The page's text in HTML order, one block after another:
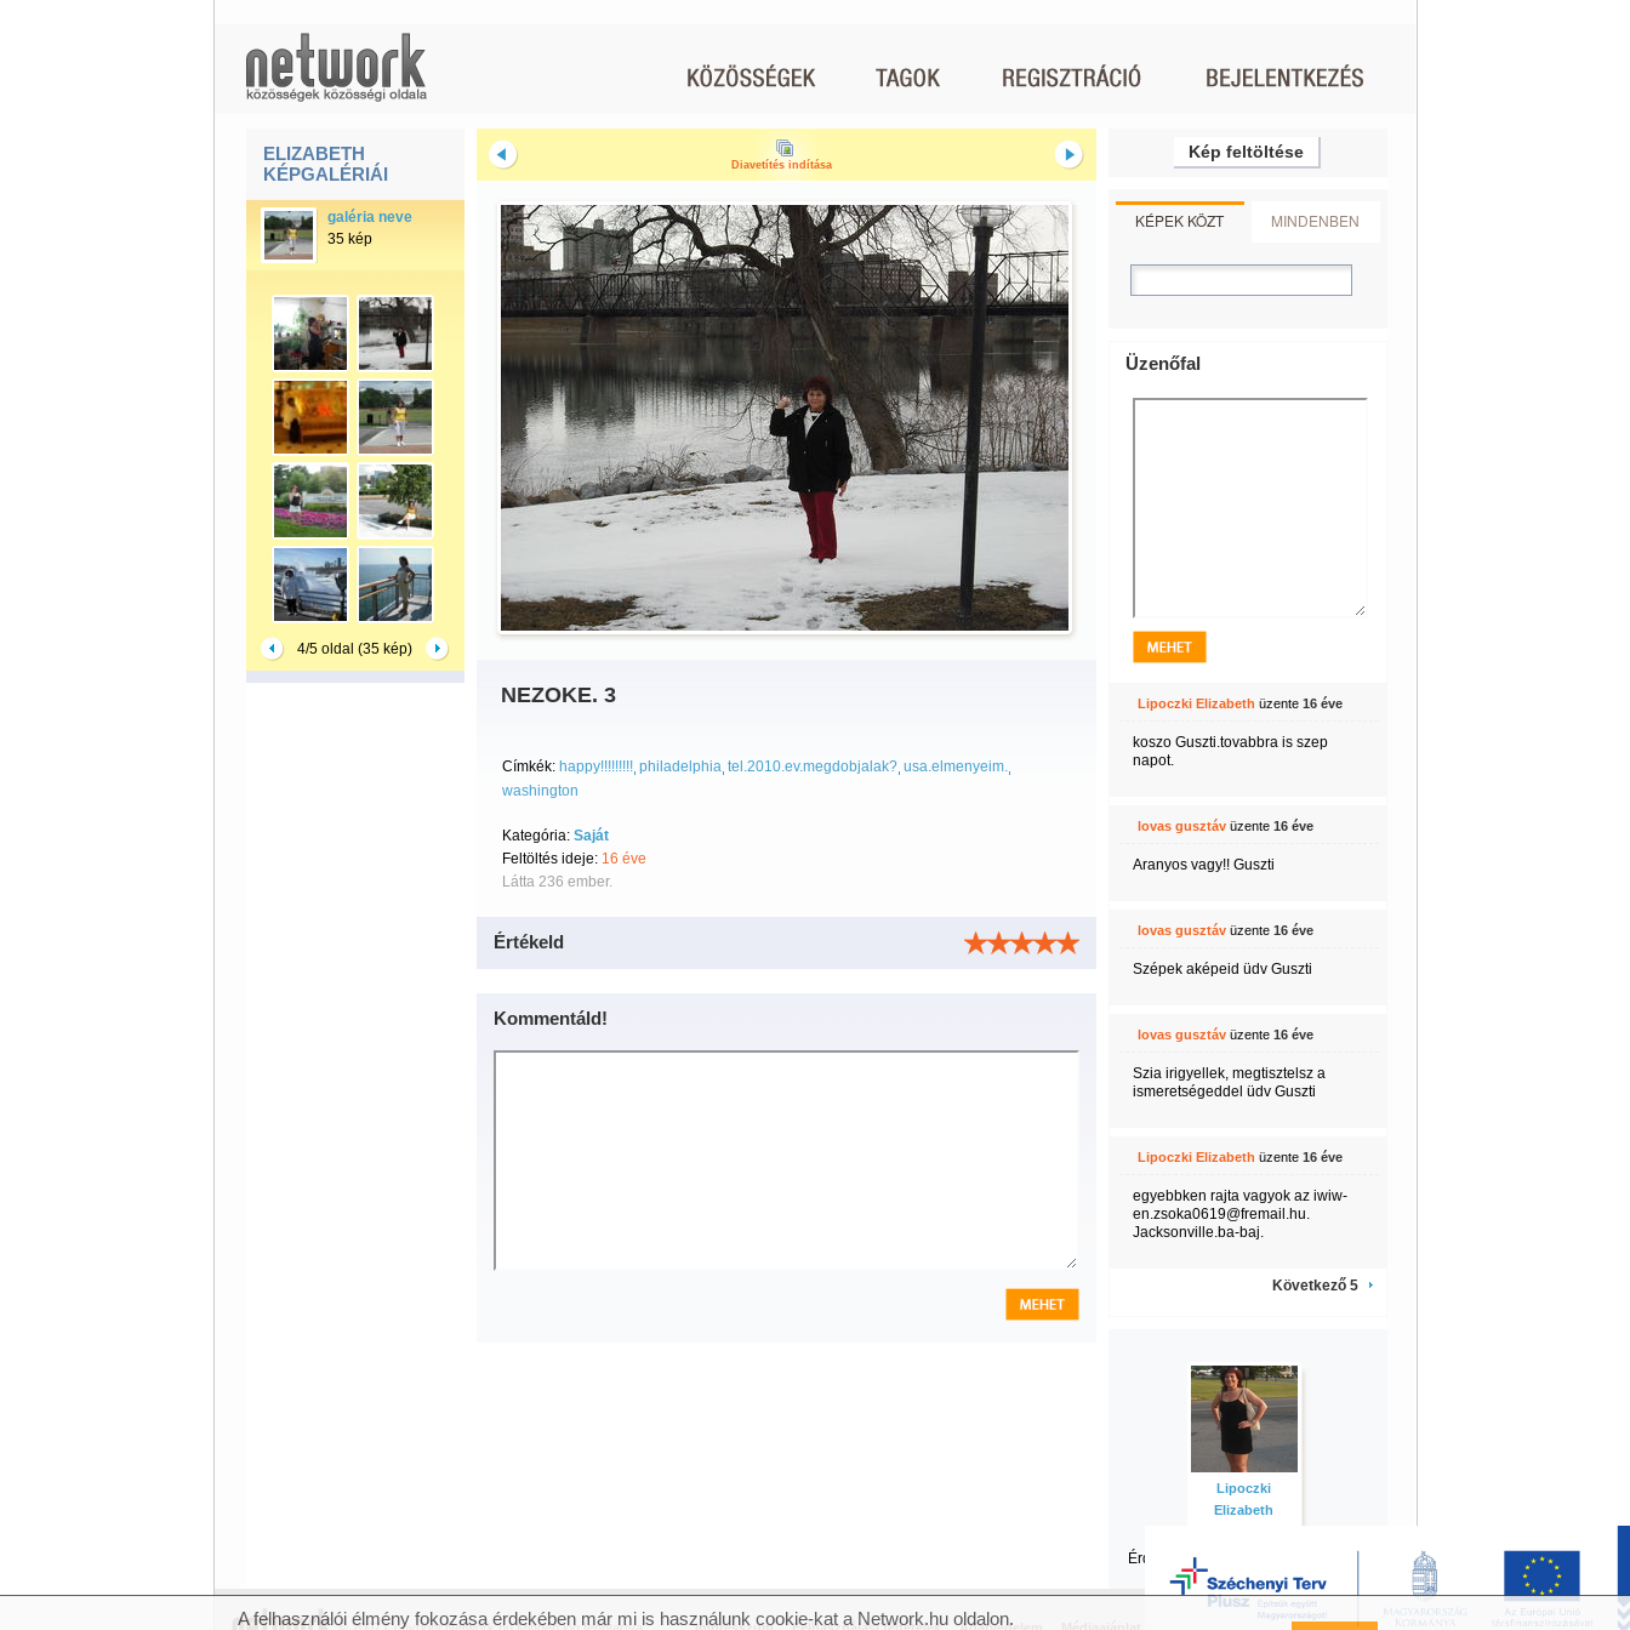
ELIZABETH
KÉPGALÉRIÁI
galéria neve
35 kép
4/5 oldal (35 kép)
Diavetítés indítása
NEZOKE. 3
Címkék: happy!!!!!!!!! philadelphia tel.2010.ev.megdobjalak? usa.elmenyeim.
washington
Kategória: Saját
Feltöltés ideje: 16 éve
Látta 236 ember.
Értékeld
Kommentáld!
Kép feltöltése
KÉPEK KÖZT MINDENBEN
Üzenőfal
Lipoczki Elizabeth üzente 16 éve
koszo Guszti.tovabbra is szep
napot.
lovas gusztávüzente 16 éve
Aranyos vagy!! Guszti
lovas gusztávüzente 16 éve
Szépek aképeid üdv Guszti
lovas gusztávüzente 16 éve
Szia irigyellek, megtisztelsz a
ismeretségeddel üdv Guszti
Lipoczki Elizabeth üzente 16 éve
egyebbken rajta vagyok az iwiw-
en.zsoka0619@fremail.hu.
Jacksonville.ba-baj.
Következő 5
Lipoczki
Elizabeth
Érdekel Elizabeth
A felhasználói élmény fokozása érdekében már mi is használunk cookie-kat a Network.hu oldalon.